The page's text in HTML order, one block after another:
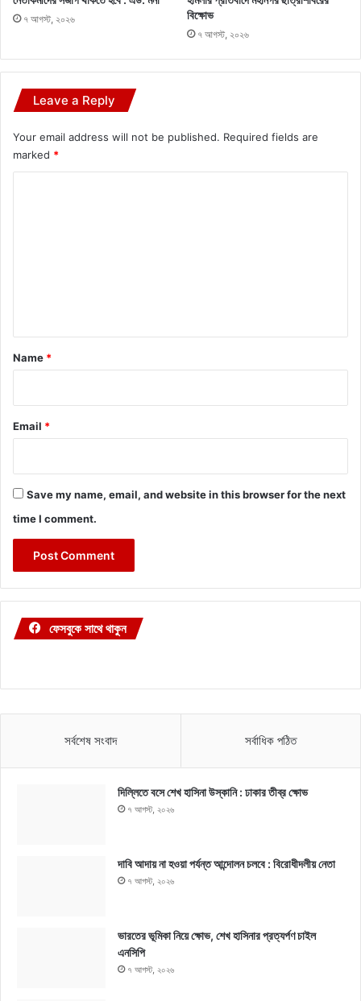
৭ আগস্ট, ২০২৬
বিক্ষোভ
৭ আগস্ট, ২০২৬
Leave a Reply
Your email address will not be published. Required fields are
marked *
*
Name *
Email *
Save my name, email, and website in this browser for the next
time I comment.
ফেসবুকে সাথে থাকুন
সর্বশেষ সংবাদ সর্বাধিক পঠিত
দিল্লিতে বসে শেখ হাসিনা উস্কানি : ঢাকার তীব্র ক্ষোভ
৭ আগস্ট, ২০২৬
দাবি আদায় না হওয়া পর্যন্ত আন্দোলন চলবে : বিরোধীদলীয় নেতা
৭ আগস্ট, ২০২৬
ভারতের ভূমিকা নিয়ে ক্ষোভ, শেখ হাসিনার প্রত্যর্পণ চাইল
এনসিপি
৭ আগস্ট, ২০২৬